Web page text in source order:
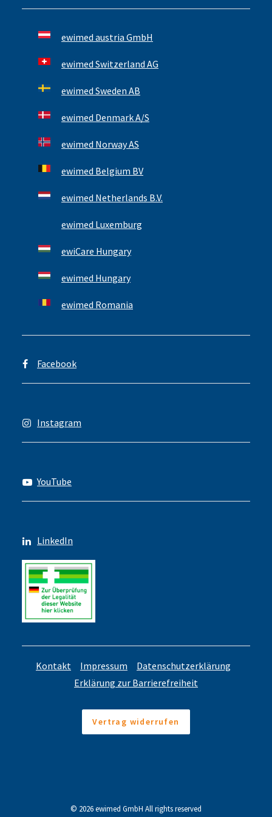
ewimed austria GmbH
ewimed Switzerland AG
ewimed Sweden AB
ewimed Denmark A/S
ewimed Norway AS
ewimed Belgium BV
ewimed Netherlands B.V.
ewimed Luxemburg
ewiCare Hungary
ewimed Hungary
ewimed Romania
Facebook
Instagram
YouTube
LinkedIn
Kontakt Impressum
Datenschutzerklärung
Erklärung zur Barrierefreiheit
Vertrag widerrufen
© 2026 ewimed GmbH All rights reserved